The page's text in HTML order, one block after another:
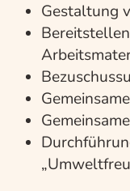
Gestaltung